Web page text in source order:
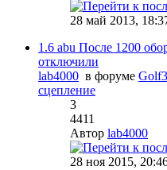
28 май 2013,
1.6 abu После 1200
отключили
lab4000 в форуме
сцепление
3
4411
Автор lab4000
28 ноя 2015,